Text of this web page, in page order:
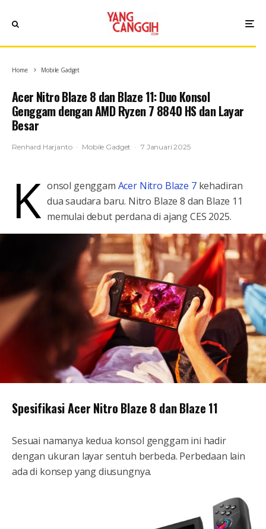
Home Mobile Gadget
Acer Nitro Blaze 8 dan Blaze 11: Duo Konsol
Genggam dengan AMD Ryzen 7 8840 HS dan Layar
Besar
Renhard Harjanto · Mobile Gadget · 7 Januari 2025
K onsol genggam Acer Nitro Blaze 7kehadiran
dua saudara baru. Nitro Blaze 8 dan Blaze 11
memulai debut perdana di ajang CES 2025.
Spesifikasi Acer Nitro Blaze 8 dan Blaze 11
Sesuai namanya kedua konsol genggam ini hadir
dengan ukuran layar sentuh berbeda. Perbedaan lain
ada di konsep yang diusungnya.